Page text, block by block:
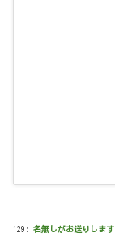
129: 名無しがお送りします